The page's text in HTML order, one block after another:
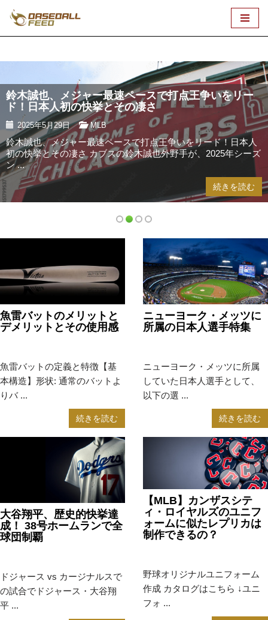
テ
ツ
へ
ス
キ
ッ
プ
鈴木誠也、メジャー最速ペースで打点王争いをリー
ド！日本人初の快挙とその凄さ
2025年5月29日 MLB
鈴木誠也、メジャー最速ペースで打点王争いをリード！日本人
初の快挙とその凄さ カブスの鈴木誠也外野手が、2025年シーズ
ン ...
続きを読む
魚雷バットのメリットと
デメリットとその使用感
魚雷バットの定義と特徴【基
本構造】形状: 通常のバットよ
りバ ...
続きを読む
ニューヨーク・メッツに
所属の日本人選手特集
ニューヨーク・メッツに所属
していた日本人選手として、
以下の選 ...
続きを読む
大谷翔平、歴史的快挙達
成！ 38号ホームランで全
球団制覇
ドジャース vs カージナルスで
の試合でドジャース・大谷翔
平 ...
【MLB】カンザスシテ
ィ・ロイヤルズのユニフ
ォームに似たレプリカは
制作できるの？
野球オリジナルユニフォーム
作成 カタログはこちら ↓ユニ
フォ ...